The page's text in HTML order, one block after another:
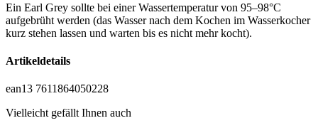
Ein Earl Grey sollte bei einer Wassertemperatur von 95–98°C
aufgebrüht werden (das Wasser nach dem Kochen im Wasserkocher
kurz stehen lassen und warten bis es nicht mehr kocht).
Artikeldetails
ean13 7611864050228
Vielleicht gefällt Ihnen auch